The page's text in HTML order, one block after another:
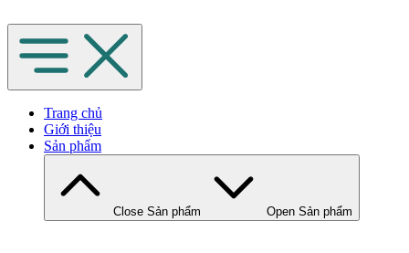
đến
nội
dung
Trang chủ
Giới thiệu
Sản phẩm
Close Sản phẩm Open Sản phẩm